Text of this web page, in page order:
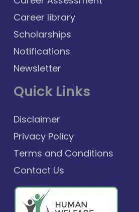
Career library
Scholarships
Notifications
Newsletter
Quick Links
Disclaimer
Privacy Policy
Terms and Conditions
Contact Us